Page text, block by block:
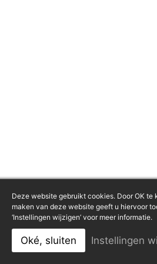
Deze website gebruikt cookies. Door OK te
maken van deze website geeft u hiervoor
‘Instellingen wijzigen’ voor meer informatie.
Oké, sluiten Instellingen